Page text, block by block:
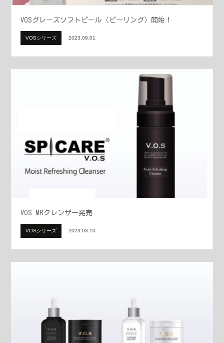
VOSグレーズソフトピール（ピーリング）開始！
VOSシリーズ 2023.09.01
VOS MRクレンザー発売
VOSシリーズ 2023.03.10